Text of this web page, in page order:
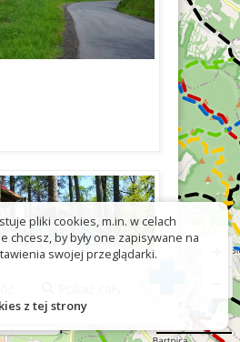
pliki cookies, m.in. w celach
chcesz, by były one zapisywane na
swojej przeglądarki.
z tej strony